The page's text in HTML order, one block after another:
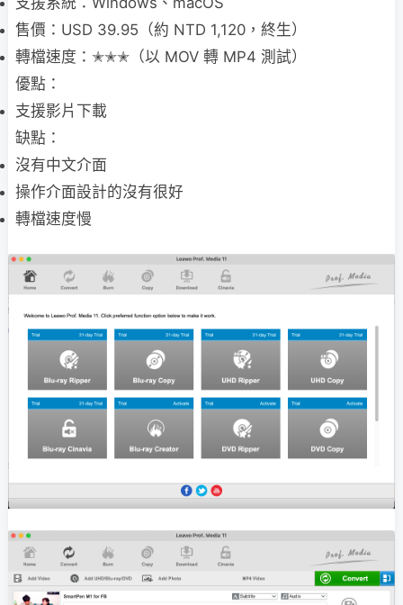
售價：USD 39.95（約 NTD 1,120，終生）
轉檔速度：✭✭✭（以 MOV 轉 MP4 測試）
優點：
支援影片下載
缺點：
沒有中文介面
操作介面設計的沒有很好
轉檔速度慢